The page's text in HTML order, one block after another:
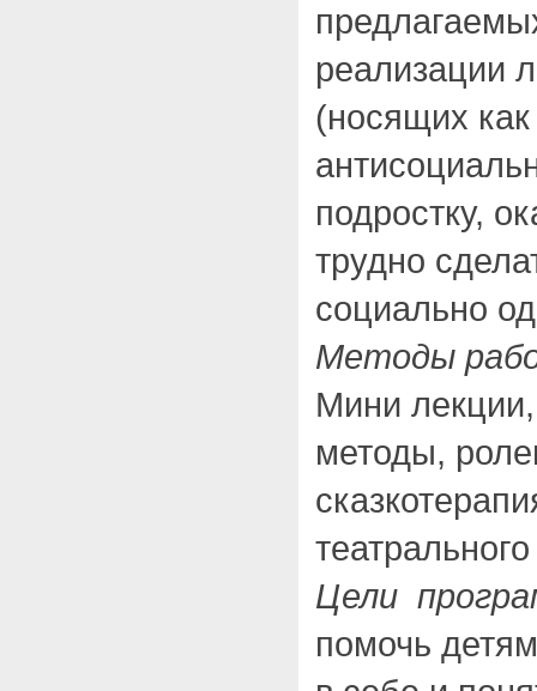
реализации
(носящих
подростку,
трудно
социально
Методы
Мини
методы,
Цели
помочь